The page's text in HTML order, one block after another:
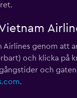
Airlines genom att
och klicka på
och
.